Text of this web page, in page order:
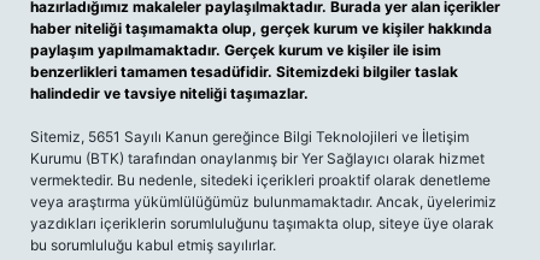
hazırladığımız makaleler paylaşılmaktadır. Burada yer alan içerikler
haber niteliği taşımamakta olup, gerçek kurum ve kişiler hakkında
paylaşım yapılmamaktadır. Gerçek kurum ve kişiler ile isim
benzerlikleri tamamen tesadüfidir. Sitemizdeki bilgiler taslak
halindedir ve tavsiye niteliği taşımazlar.
Sitemiz, 5651 Sayılı Kanun gereğince Bilgi Teknolojileri ve İletişim
Kurumu (BTK) tarafından onaylanmış bir Yer Sağlayıcı olarak hizmet
vermektedir. Bu nedenle, sitedeki içerikleri proaktif olarak denetleme
veya araştırma yükümlülüğümüz bulunmamaktadır. Ancak, üyelerimiz
yazdıkları içeriklerin sorumluluğunu taşımakta olup, siteye üye olarak
bu sorumluluğu kabul etmiş sayılırlar.